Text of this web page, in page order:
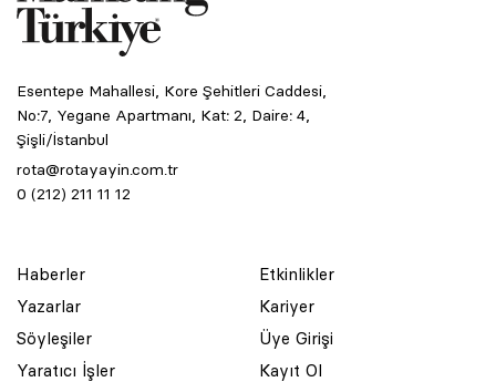
Esentepe Mahallesi, Kore Şehitleri Caddesi,
No:7, Yegane Apartmanı, Kat: 2, Daire: 4,
Şişli/İstanbul
rota@rotayayin.com.tr
0 (212) 211 11 12
Haberler
Yazarlar
Söyleşiler
Yaratıcı İşler
Etkinlikler
Kariyer
Üye Girişi
Kayıt Ol